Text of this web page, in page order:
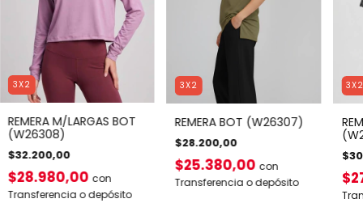
3X2
REMERA M/LARGAS BOT
(W26308)
$32.200,00
$28.980,00 con
Transferencia o depósito
3X2
REMERA BOT (W26307)
$28.200,00
$25.380,00 con
Transferencia o depósito